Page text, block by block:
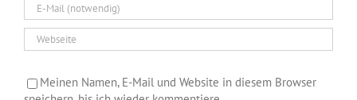
Meinen Namen, E-Mail und Website in diesem Browser